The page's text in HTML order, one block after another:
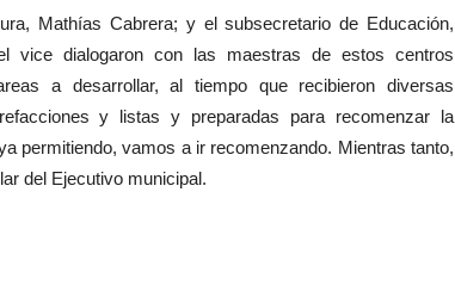
Mathías Cabrera; y el subsecretario de Educación,
vice dialogaron con las maestras de estos centros
a desarrollar, al tiempo que recibieron diversas
y listas y preparadas para recomenzar la
permitiendo, vamos a ir recomenzando. Mientras tanto,
del Ejecutivo municipal.